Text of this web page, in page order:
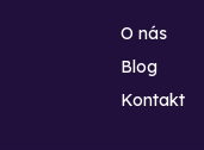
O nás
Blog
Kontakt